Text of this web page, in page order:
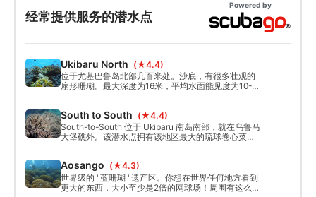
经常提供服务的潜水点
Powered by
Ukibaru North (★4.4)
位于尤基巴鲁岛北部几百米处。沙底，有很多壮观的
扇形珊瑚。最大深度为16米，平均水面能见度为10-15
米。
South to South (★4.4)
South-to-South 位于 Ukibaru 南岛南部，就在乌鲁马
大堡礁外。该潜水点拥有该地区最大的琉球卷心菜珊
Aosango (★4.3)
世界级的 "蓝珊瑚 "遗产区。你想在世界任何地方看到
更大的东西，大小至少是2倍的网球场！周围有这么多